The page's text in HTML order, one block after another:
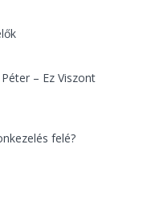
– Ez Viszont
felé?